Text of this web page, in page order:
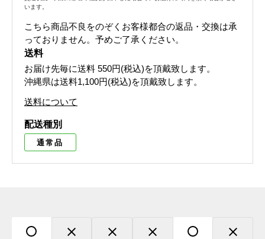
います。
こちら商品不良をのぞくお客様都合の返品・交換は承
っておりません。予めご了承ください。
送料
お届け先毎に送料 550円(税込)を頂戴致します。
沖縄県は送料1,100円(税込)を頂戴致します。
送料について
配送種別
通常品